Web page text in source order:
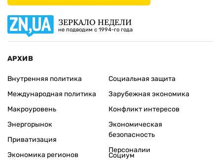
ЗЕРКАЛО НЕДЕЛИ
не подводим с 1994-го года
АРХИВ
Внутренняя политика
Международная политика
Макроуровень
Энергорынок
Приватизация
Экономика регионов
Социальная защита
Зарубежная экономика
Конфликт интересов
Экономическая
безопасность
Персоналии
Социум